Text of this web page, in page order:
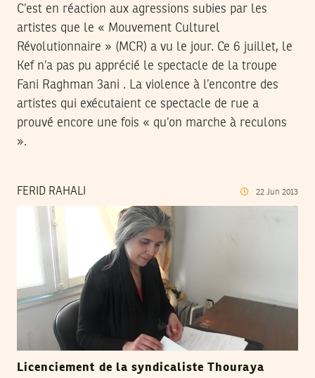
C’est en réaction aux agressions subies par les
artistes que le « Mouvement Culturel
Révolutionnaire » (MCR) a vu le jour. Ce 6 juillet, le
Kef n’a pas pu apprécié le spectacle de la troupe
Fani Raghman 3ani . La violence à l’encontre des
artistes qui exécutaient ce spectacle de rue a
prouvé encore une fois « qu’on marche à reculons
».
FERID RAHALI 22 Jun 2013
Licenciement de la syndicaliste Thouraya